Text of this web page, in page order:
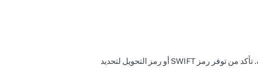
أدخل اسم المستفيد، اسم البنك، رقم الحساب، وعنوان البنك في الدولة المستلمة. تأكد من توفر رمز SWIFT أو رمز التحويل لتحديد